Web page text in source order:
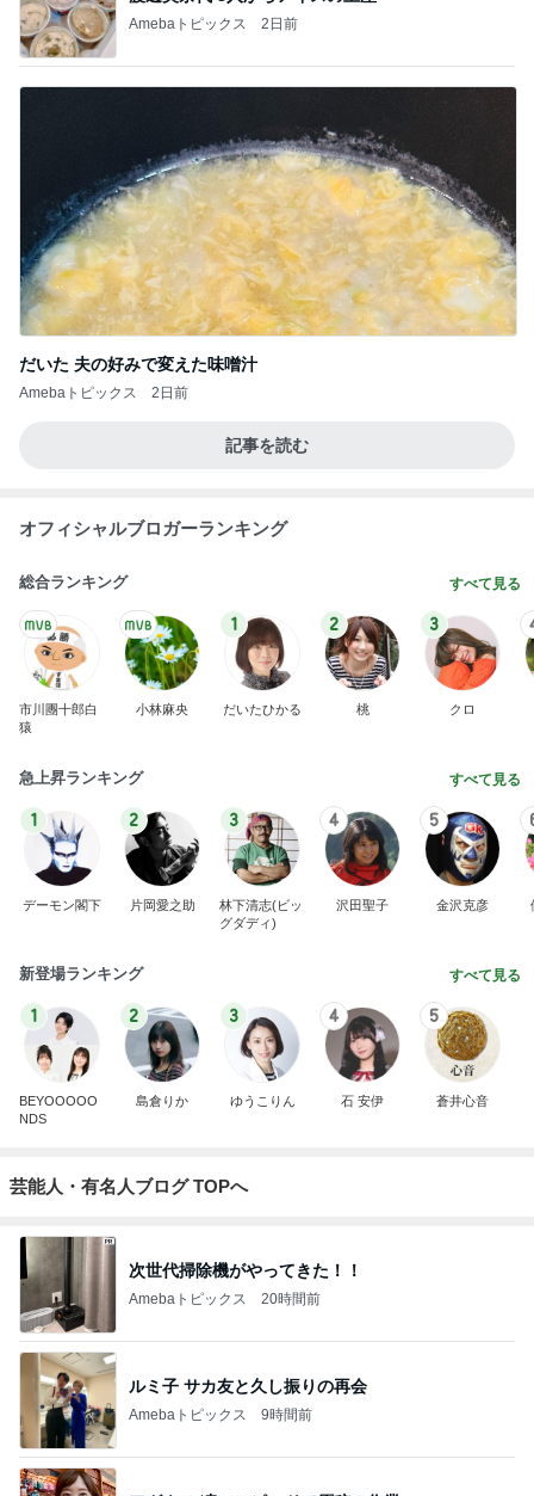
Amebaトピックス 2日前
だいた 夫の好みで変えた味噌汁
Amebaトピックス 2日前
記事を読む
オフィシャルブロガーランキング
総合ランキング すべて見る
市川團十郎白
猿
小林麻央
1
だいたひかる
2
桃
3
クロ
急上昇ランキング すべて見る
1
デーモン閣下
2
片岡愛之助
3
林下清志(ビッ
グダディ)
4
沢田聖子
5
金沢克彦
新登場ランキング すべて見る
1
BEYOOOOO
NDS
2
島倉りか
3
ゆうこりん
4
石 安伊
5
蒼井心音
芸能人・有名人ブログ TOPへ
次世代掃除機がやってきた！！
Amebaトピックス 20時間前
ルミ子 サカ友と久し振りの再会
Amebaトピックス 9時間前